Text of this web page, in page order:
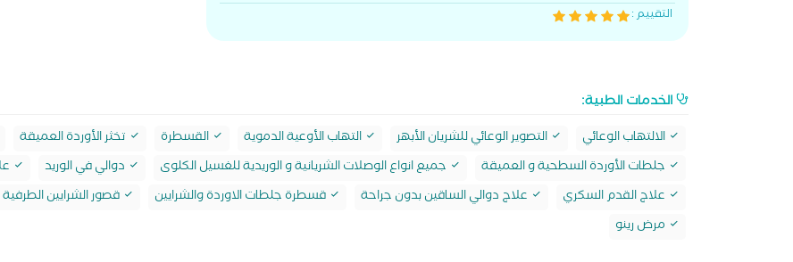
التقييم :
الخدمات الطبية:
الالتهاب الوعائي التصوير الوعائي للشريان الأبهر التهاب الأوعية الدموية القسطرة تخثر الأوردة العميقة
جلطات الأوردة السطحية و العميقة
جميع انواع الوصلات الشريانية و الوريدية للغسيل الكلوى دوالي في الوريد
علاج القدم السكري
علاج دوالي الساقين بدون جراحة قسطرة جلطات الاوردة والشرايين قصور الشرايين
مرض رينو